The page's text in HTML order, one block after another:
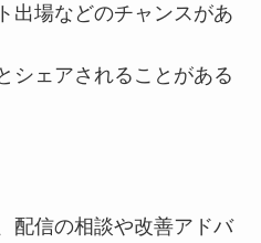
出場などのチャンスがあ
シェアされることがある
配信の相談や改善アドバ